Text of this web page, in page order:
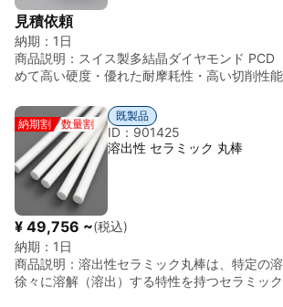
g/cm³ 特徴 切削加工可能、高耐熱性、電気絶
薬品性
見積依頼
納期： 1日
商品説明： スイス製多結晶ダイヤモンド PCD
めて高い硬度・優れた耐摩耗性・高い切削性
のもと製造されており、均一な材料品質・高い
表面品質を実現しています。 本製品は受注生
Order）に対応しており、用途に応じたサイズ
ズが可能です。各種サイズ・特注仕様について
合わせください。 多結晶ダイヤモンド（PCD
モンド粒子を高温高圧下で焼結した超高硬度
料の中でも特に優れた耐摩耗性と長寿命特性を
た、高い熱伝導性と優れた切削性能を有してお
工・複合材加工・高精度加工用途などに広く使
さらに、優れた寸法安定性によって、高精度
途にも適しています。 丸棒形状は、切削工具
納期割 数量割
既製品
ID：901425
溶出性 セラミック 丸棒
¥ 49,756 ~(税込)
納期： 1日
商品説明： 溶出性セラミック丸棒は、特定の
徐々に溶解（溶出）する特性を持つセラミッ